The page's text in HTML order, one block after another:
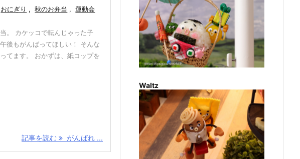
おにぎり , 秋のお弁当 , 運動会
。 カケッコで転んじゃった子
後もがんばってほしい！ そんな
てます。 おかずは、紙コップを
記事を読む がんばれ ...
Waltz